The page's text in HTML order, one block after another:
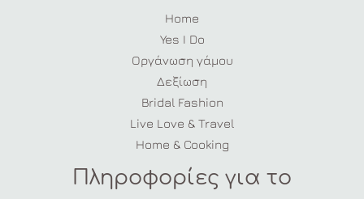
Home
Yes I Do
Οργάνωση γάμου
Δεξίωση
Bridal Fashion
Live Love & Travel
Home & Cooking
Πληροφορίες για το